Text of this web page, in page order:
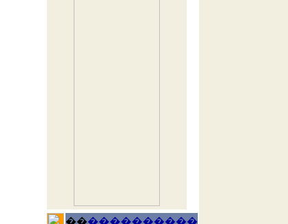
������������